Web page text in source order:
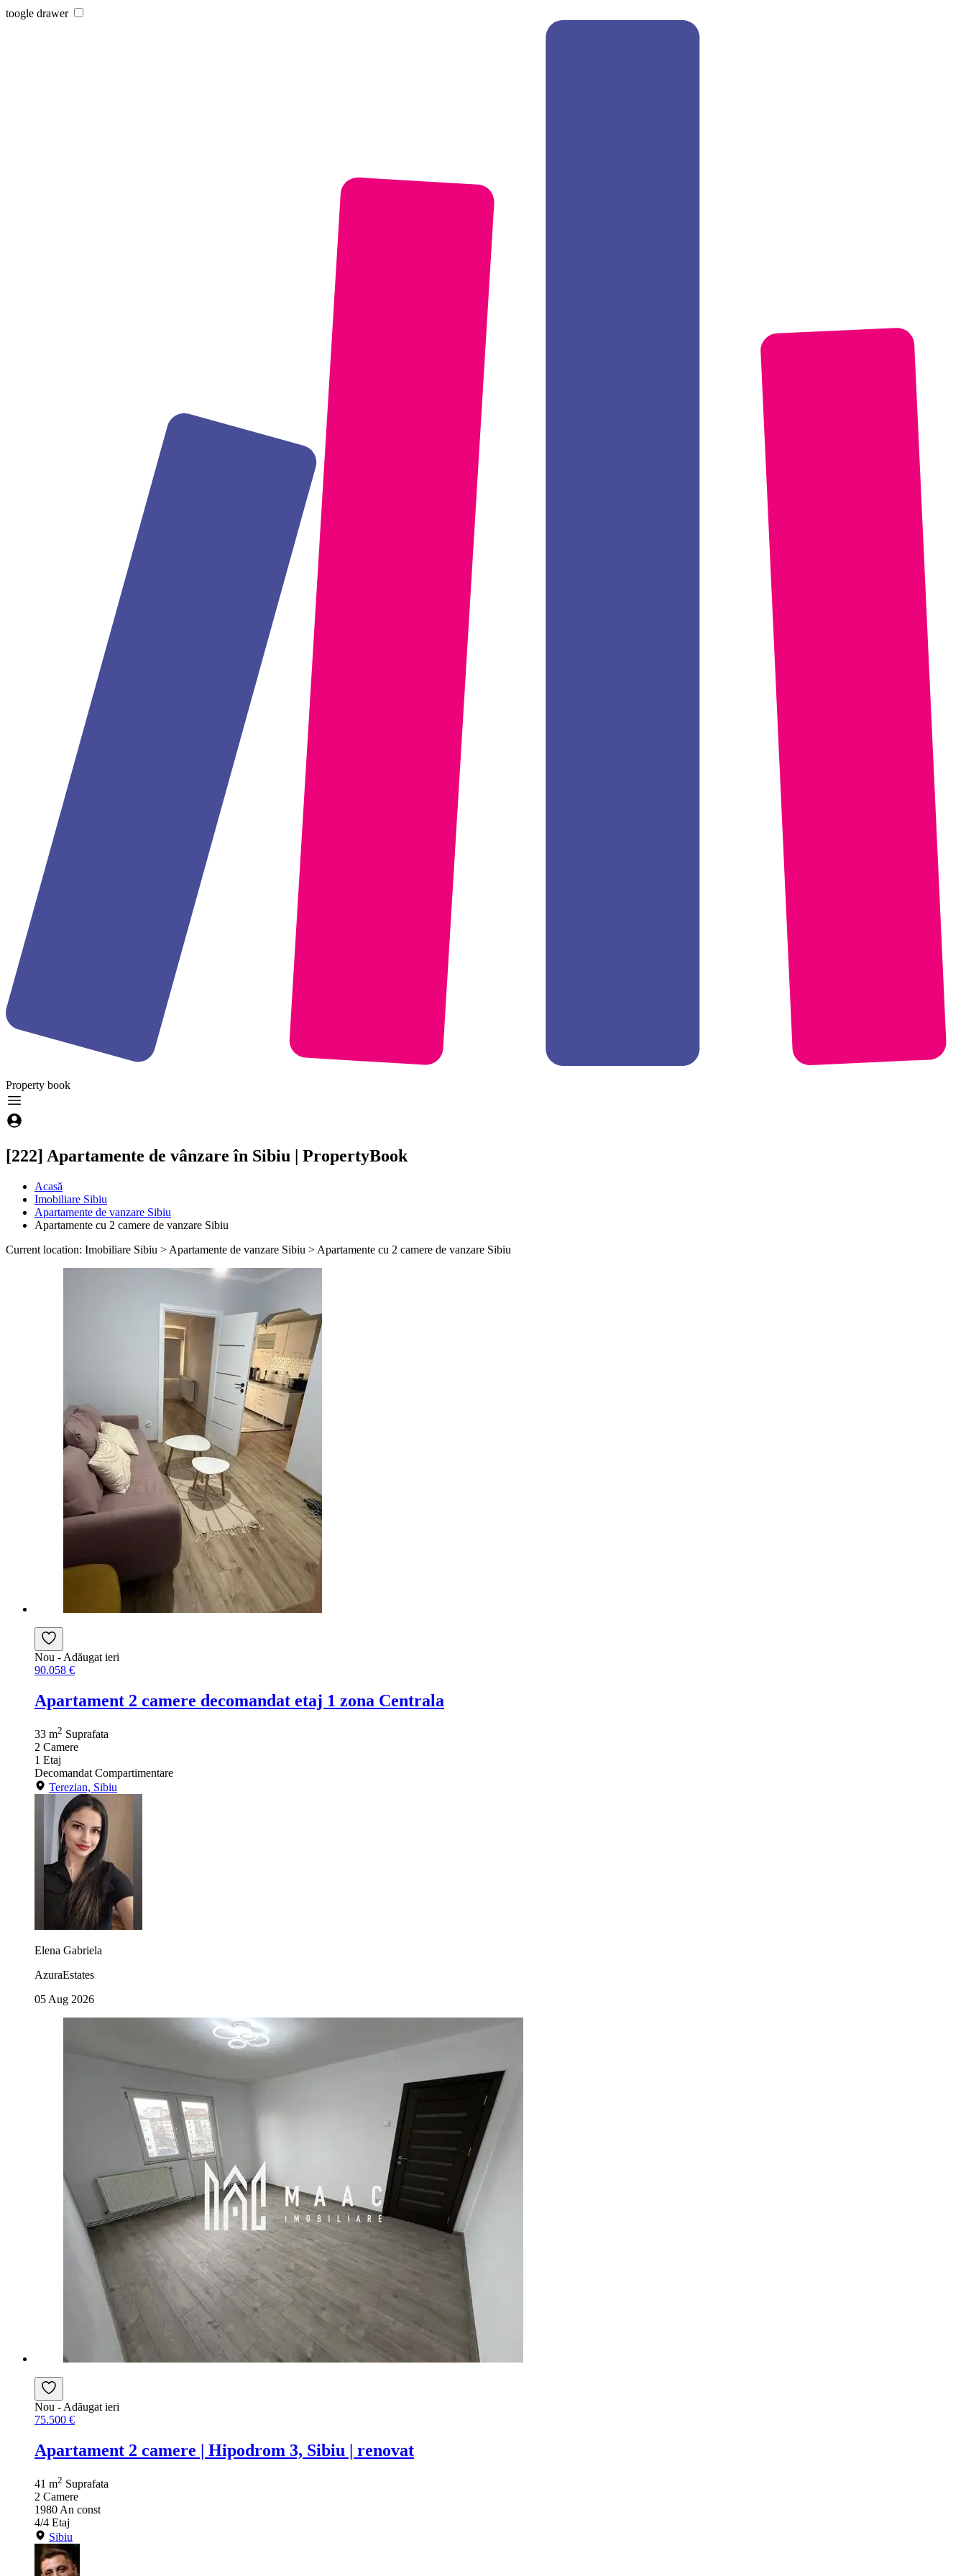
toogle drawer
Property book
[222] Apartamente de vânzare în Sibiu | PropertyBook
Acasă
Imobiliare Sibiu
Apartamente de vanzare Sibiu
Apartamente cu 2 camere de vanzare Sibiu
Current location: Imobiliare Sibiu > Apartamente de vanzare Sibiu > Apartamente cu 2 camere de vanzare Sibiu
Nou - Adăugat ieri
90.058 €
Apartament 2 camere decomandat etaj 1 zona Centrala
33 m2 Suprafata
2 Camere
1 Etaj
Decomandat Compartimentare
Terezian, Sibiu
Elena Gabriela
AzuraEstates
05 Aug 2026
Nou - Adăugat ieri
75.500 €
Apartament 2 camere | Hipodrom 3, Sibiu | renovat
41 m2 Suprafata
2 Camere
1980 An const
4/4 Etaj
Sibiu